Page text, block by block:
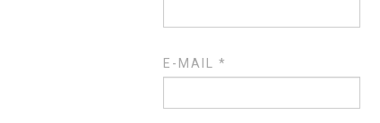
E-MAIL *